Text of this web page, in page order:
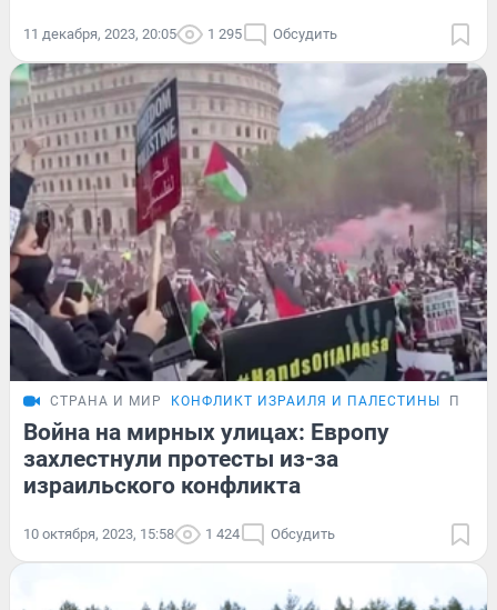
11 декабря, 2023, 20:05 1 295 Обсудить
СТРАНА И МИР КОНФЛИКТ ИЗРАИЛЯ И ПАЛЕСТИНЫ
Война на мирных улицах: Европу
захлестнули протесты из-за
израильского конфликта
10 октября, 2023, 15:58 1 424 Обсудить